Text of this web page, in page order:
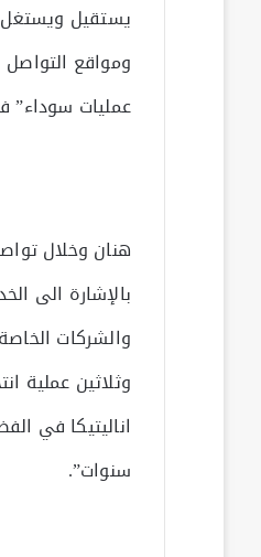
يستقيل ويستغل
ومواقع
عمليات سوداء”
هنان وخلال
بالإشارة الى
والشركات
وثلاثين عملية
اناليتيكا في
سنوات”.